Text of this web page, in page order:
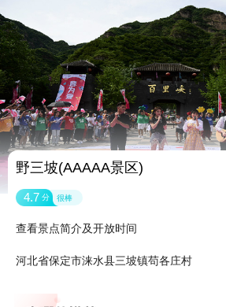
野三坡(AAAAA景区)
4.7 分 很棒
查看景点简介及开放时间
河北省保定市涞水县三坡镇苟各庄村
